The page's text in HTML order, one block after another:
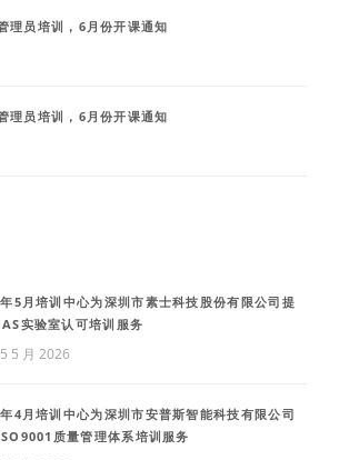
理员培训，6月份开课通知
理员培训，6月份开课通知
5月培训中心为深圳市素士科技股份有限公司提
实验室认可培训服务
5 月 2026
4月培训中心为深圳市安普斯智能科技有限公司
质量管理体系培训服务